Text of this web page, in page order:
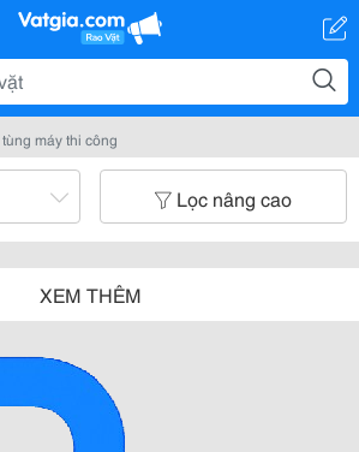
máy thi công
Lọc nâng cao
XEM THÊM